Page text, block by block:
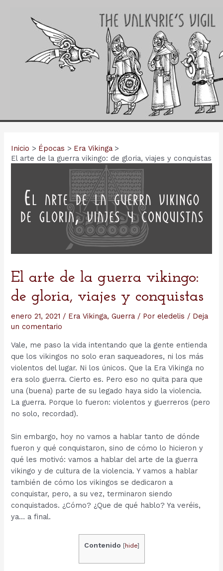
Inicio Épocas
Era Vikinga
El arte de la guerra vikingo: de gloria, viajes y conquistas
El arte de la guerra vikingo:
de gloria, viajes y conquistas
enero 21, 2021 / Era Vikinga,Guerra / Poreledelis / Deja
un comentario
Vale, me paso la vida intentando que la gente entienda
que los vikingos no solo eran saqueadores, ni los más
violentos del lugar. Ni los únicos. Que la Era Vikinga no
era solo guerra. Cierto es. Pero eso no quita para que
una (buena) parte de su legado haya sido la violencia.
La guerra. Porque lo fueron: violentos y guerreros (pero
no solo, recordad).
Sin embargo, hoy no vamos a hablar tanto de dónde
fueron y qué conquistaron, sino de cómo lo hicieron y
qué les motivó: vamos a hablar del arte de la guerra
vikingo y de cultura de la violencia. Y vamos a hablar
también de cómo los vikingos se dedicaron a
conquistar, pero, a su vez, terminaron siendo
conquistados. ¿Cómo? ¿Que de qué hablo? Ya veréis,
ya… a final.
Contenido [hide]